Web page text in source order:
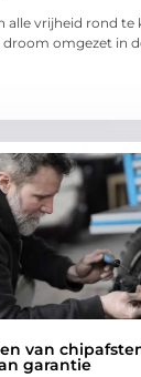
alle vrijheid rond te
omgezet in
van
garantie